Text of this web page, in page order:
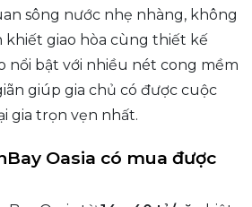
sông nước nhẹ nhàng, không
khiết giao hòa cùng thiết kế
nổi bật với nhiều nét cong mềm
giúp gia chủ có được cuộc
gia trọn vẹn nhất.
Oasia có mua được